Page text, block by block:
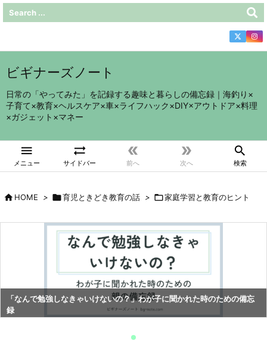
ビギナーズノート
日常の「やってみた」を記録する趣味と暮らしの備忘録｜海釣り×
子育て×教育×ヘルスケア×車×ライフハック×DIY×アウトドア×料理
×ガジェット×マネー

メニュー

サイドバー

前へ

次へ

検索
HOME > 育児ときどき教育の話 > 家庭学習と教育のヒント
「なんで勉強しなきゃいけないの？」わが子に聞かれた時のための備忘
録